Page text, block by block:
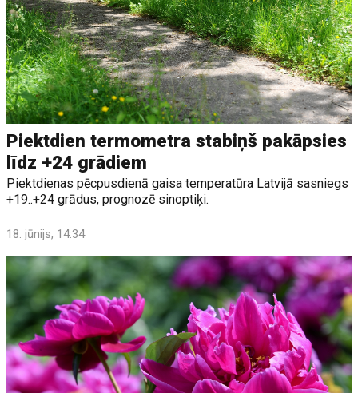
Piektdien termometra stabiņš pakāpsies
līdz +24 grādiem
Piektdienas pēcpusdienā gaisa temperatūra Latvijā sasniegs
+19..+24 grādus, prognozē sinoptiķi.
18. jūnijs, 14:34